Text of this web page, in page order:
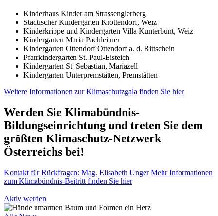
Kinderhaus Kinder am Strassenglerberg
Städtischer Kindergarten Krottendorf, Weiz
Kinderkrippe und Kindergarten Villa Kunterbunt, Weiz
Kindergarten Maria Pachleitner
Kindergarten Ottendorf Ottendorf a. d. Rittschein
Pfarrkindergarten St. Paul-Eisteich
Kindergarten St. Sebastian, Mariazell
Kindergarten Unterpremstätten, Premstätten
Weitere Informationen zur Klimaschutzgala finden Sie hier
Werden Sie Klimabündnis-
Bildungseinrichtung und treten Sie dem
größten Klimaschutz-Netzwerk
Österreichs bei!
Kontakt für Rückfragen: Mag. Elisabeth Unger Mehr Informationen
zum Klimabündnis-Beitritt finden Sie hier
Aktiv werden